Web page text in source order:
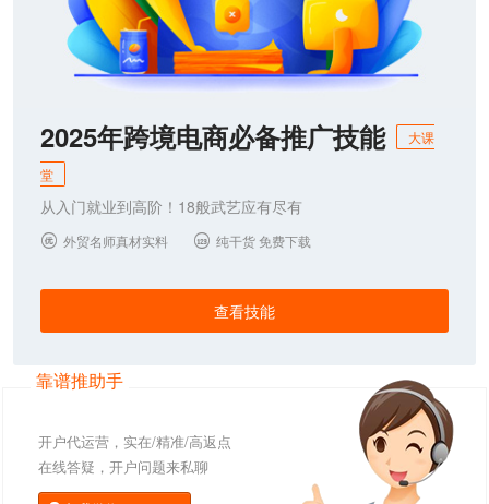
2025年跨境电商必备推广技能
大课
堂
从入门就业到高阶！18般武艺应有尽有
 外贸名师真材实料  纯干货 免费下载
查看技能
靠谱推助手
开户代运营，实在/精准/高返点
在线答疑，开户问题来私聊